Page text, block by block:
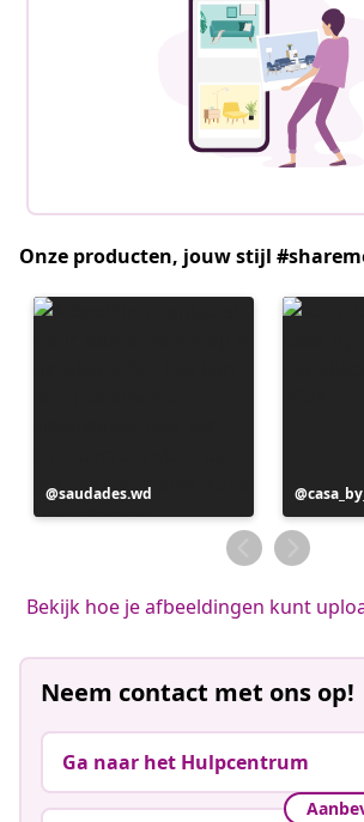
Onze producten, jouw stijl
Bericht
gepubliceerd
saudades.wd
Bericht
door
Bekijk hoe je afbeeldingen kunt
Neem contact met ons op!
Ga naar het Hulpcentrum